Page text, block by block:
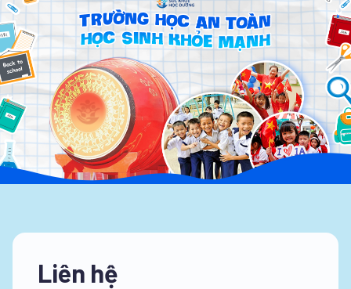
Liên hệ